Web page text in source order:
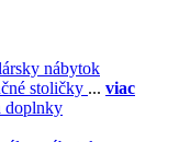
nábytok
stoličky ... viac
doplnky